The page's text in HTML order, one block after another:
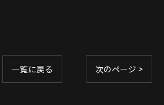
一覧に戻る 次のページ >